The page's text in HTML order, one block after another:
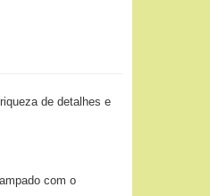
de detalhes e
com o